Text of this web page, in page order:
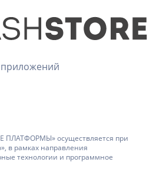
ПЛАТФОРМЫ» осуществляется при
в рамках направления
технологии и программное